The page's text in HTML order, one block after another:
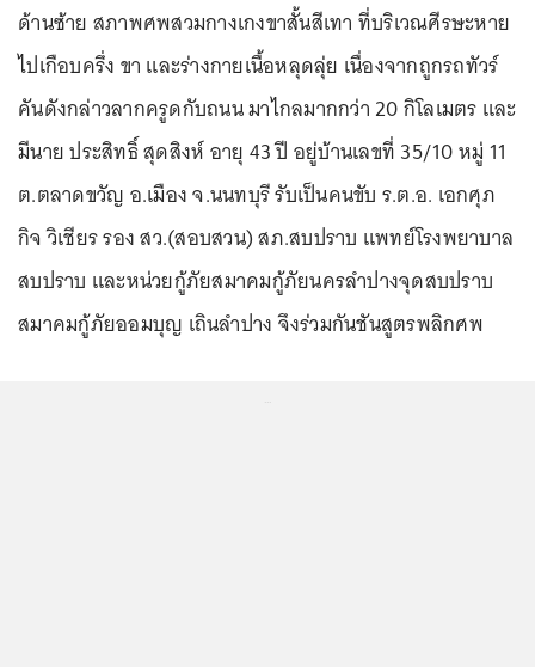
ด้านซ้าย สภาพศพสวมกางเกงขาสั้นสีเทา ที่บริเวณศีรษะหาย
ไปเกือบครึ่ง ขา และร่างกายเนื้อหลุดลุ่ย เนื่องจากถูกรถทัวร์
คันดังกล่าวลากครูดกับถนน มาไกลมากกว่า 20 กิโลเมตร และ
มีนาย ประสิทธิ์ สุดสิงห์ อายุ 43 ปี อยู่บ้านเลขที่ 35/10 หมู่ 11
ต.ตลาดขวัญ อ.เมือง จ.นนทบุรี รับเป็นคนขับ ร.ต.อ. เอกศุภ
กิจ วิเชียร รอง สว.(สอบสวน) สภ.สบปราบ แพทย์โรงพยาบาล
สบปราบ และหน่วยกู้ภัยสมาคมกู้ภัยนครลำปางจุดสบปราบ
สมาคมกู้ภัยออมบุญ เถินลำปาง จึงร่วมกันชันสูตรพลิกศพ